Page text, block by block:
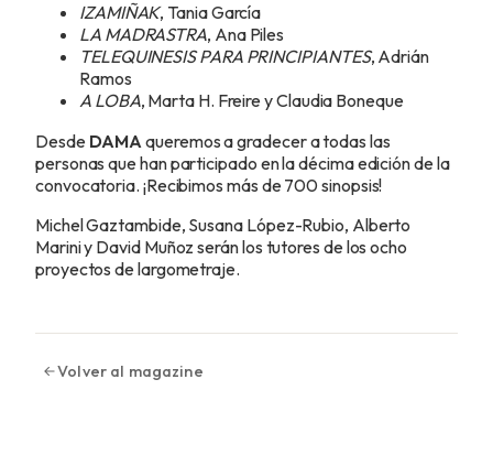
IZAMIÑAK, Tania García
LA MADRASTRA, Ana Piles
TELEQUINESIS PARA PRINCIPIANTES, Adrián
Ramos
A LOBA, Marta H. Freire y Claudia Boneque
Desde DAMAqueremos a gradecer a todas las
personas que han participado en la décima edición de la
convocatoria. ¡Recibimos más de 700 sinopsis!
Michel Gaztambide, Susana López-Rubio, Alberto
Marini y David Muñoz serán los tutores de los ocho
proyectos de largometraje.
Volver al magazine